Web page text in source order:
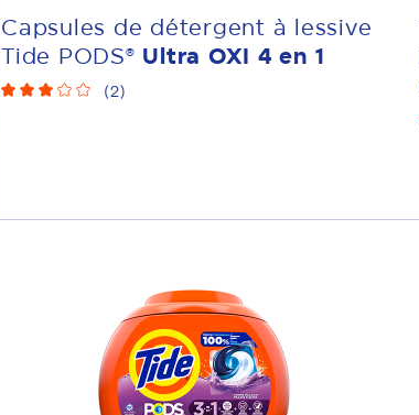
Capsules de détergent à lessive
Tide PODS® Ultra OXI 4 en 1
(2)